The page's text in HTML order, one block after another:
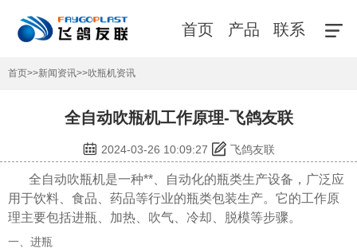
首页 产品 联系
首页>>新闻资讯>>吹瓶机资讯
全自动吹瓶机工作原理-飞鸽友联
2024-03-26 10:09:27 飞鸽友联
全自动吹瓶机是一种**、自动化的瓶类生产设备，广泛应
用于饮料、食品、药品等行业的瓶类包装生产。它的工作原
理主要包括进瓶、加热、吹气、冷却、脱模等步骤。
一、进瓶